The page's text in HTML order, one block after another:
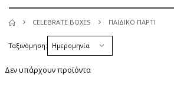
CELEBRATE BOXES ΠΑΙΔΙΚΟ ΠΑΡΤΙ
Ταξινόμηση:
Δεν υπάρχουν προϊόντα